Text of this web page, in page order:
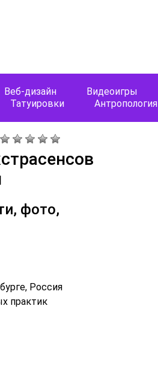
Веб-дизайн Видеоигры
Татуировки Антропология
фото,
Россия
практик